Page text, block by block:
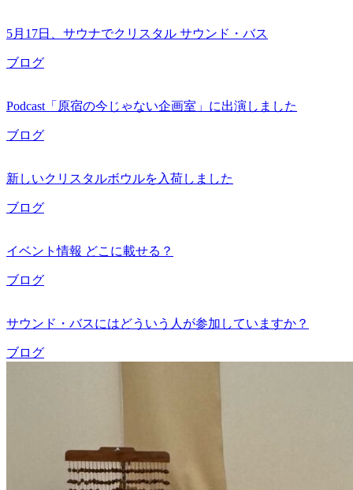
5月17日、サウナでクリスタル サウンド・バス
ブログ
Podcast「原宿の今じゃない企画室」に出演しました
ブログ
新しいクリスタルボウルを入荷しました
ブログ
イベント情報 どこに載せる？
ブログ
サウンド・バスにはどういう人が参加していますか？
ブログ